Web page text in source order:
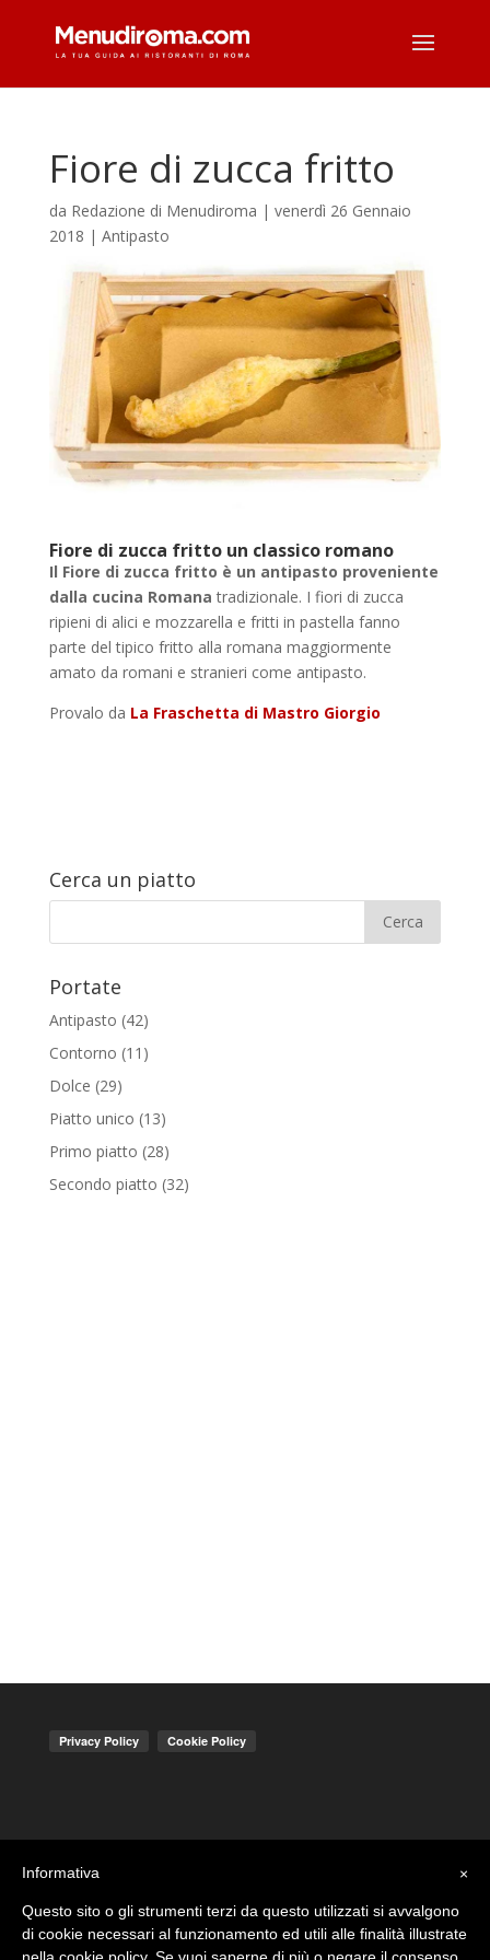
Fiore di zucca fritto
da Redazione di Menudiroma | venerdì 26 Gennaio
2018 | Antipasto
Fiore di zucca fritto un classico romano
Il Fiore di zucca fritto è un antipasto proveniente
dalla cucina Romana tradizionale. I fiori di zucca
ripieni di alici e mozzarella e fritti in pastella fanno
parte del tipico fritto alla romana maggiormente
amato da romani e stranieri come antipasto.
Provalo da La Fraschetta di Mastro Giorgio
Cerca un piatto
Portate
Antipasto (42)
Contorno (11)
Dolce (29)
Piatto unico (13)
Primo piatto (28)
Secondo piatto (32)
×
Informativa
Questo sito o gli strumenti terzi da questo utilizzati si avvalgono
di cookie necessari al funzionamento ed utili alle finalità illustrate